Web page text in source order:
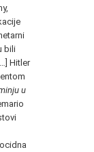
bili
Hitler
u